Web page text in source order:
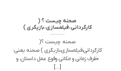
صحنه چیست ؟ (
کارگردانی،فیلمسازی،بازیگری )
صحنه چیست ؟ (
کارگردانی،فیلمسازی،بازیگری ) صحنه یعنی:
«ظرف زمانی و مکانی وقوع عمل داستان، و
[...]